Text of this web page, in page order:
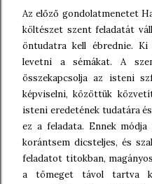
Az előző gondolatmenetet
költészet szent feladatát
öntudatra kell ébrednie.
levetni a sémákat. A
összekapcsolja az isteni
képviselni, közöttük
isteni eredetének tudatára
ez a feladata. Ennek módja
korántsem dicsteljes, és
feladatot titokban,
a tömeget távol tartva